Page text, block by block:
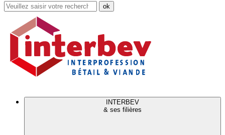
Rechercher
dans
site
INTERBEV
& ses filières